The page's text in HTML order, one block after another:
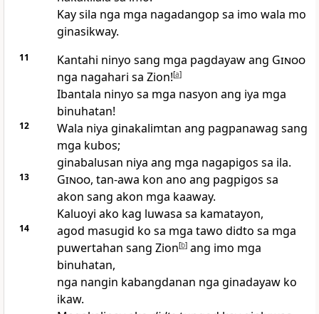
Kay sila nga mga nagadangop sa imo wala mo
ginasikway.
11 Kantahi ninyo sang mga pagdayaw ang Ginoo
nga nagahari sa Zion![a]
Ibantala ninyo sa mga nasyon ang iya mga
binuhatan!
12
Wala niya ginakalimtan ang pagpanawag sang
mga kubos;
ginabalusan niya ang mga nagapigos sa ila.
13 Ginoo, tan-awa kon ano ang pagpigos sa
akon sang akon mga kaaway.
Kaluoyi ako kag luwasa sa kamatayon,
14
agod masugid ko sa mga tawo didto sa mga
puwertahan sang Zion[b]ang imo mga
binuhatan,
nga nangin kabangdanan nga ginadayaw ko
ikaw.